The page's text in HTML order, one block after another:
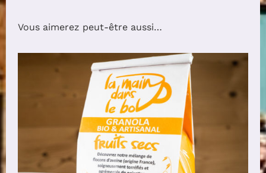
Vous aimerez peut-être aussi…
CHOIX DES OPTIONS DÉTAILS